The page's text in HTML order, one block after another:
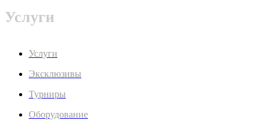
Услуги
Услуги
Эксклюзивы
Турниры
Оборудование